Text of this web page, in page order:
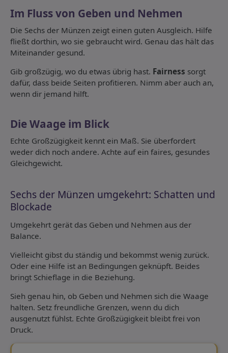
Im Fluss von Geben und Nehmen
Die Sechs der Münzen zeigt einen guten Ausgleich. Hilfe
fließt dorthin, wo sie gebraucht wird. Genau das hält das
Miteinander gesund.
Gib großzügig, wo du etwas übrig hast. Fairness sorgt
dafür, dass beide Seiten profitieren. Nimm aber auch an,
wenn dir jemand hilft.
Die Waage im Blick
Echte Großzügigkeit kennt ein Maß. Sie überfordert
weder dich noch andere. Achte auf ein faires, gesundes
Gleichgewicht.
Sechs der Münzen umgekehrt: Schatten und
Blockade
Umgekehrt gerät das Geben und Nehmen aus der
Balance.
Vielleicht gibst du ständig und bekommst wenig zurück.
Oder eine Hilfe ist an Bedingungen geknüpft. Beides
bringt Schieflage in die Beziehung.
Sieh genau hin, ob Geben und Nehmen sich die Waage
halten. Setz freundliche Grenzen, wenn du dich
ausgenutzt fühlst. Echte Großzügigkeit bleibt frei von
Druck.